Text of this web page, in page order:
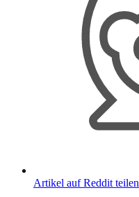
Artikel auf Reddit teilen